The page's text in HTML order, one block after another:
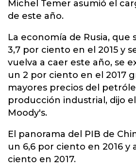
Michel Temer asumió el
de este año.
La economía de Rusia, que
3,7 por ciento en el 2015 y
vuelva a caer este año, se
un 2 por ciento en el 2017
mayores precios del
producción industrial, dijo
Moody's.
El panorama del PIB de
un 6,6 por ciento en 2016 y
ciento en 2017.